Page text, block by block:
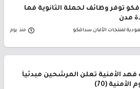
توفر وظائف لحملة الثانوية فما
مدن
لمنتجات الألبان سدافكو منذ يوم
فهد الأمنية تعلن المرشحين مبدئياً
الأمنية (70)